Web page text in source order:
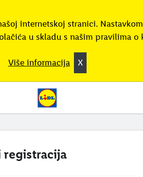
internetskoj stranici.
u skladu s našim pravilima o
Više informacija X